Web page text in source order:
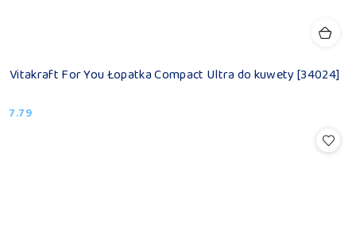
Vitakraft For You Łopatka Compact Ultra do kuwety [34024]
Cena:
7.79